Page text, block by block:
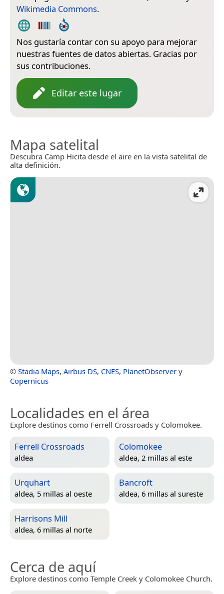
Wikimedia Commons.
Nos gustaría contar con su apoyo para mejorar
nuestras fuentes de datos abiertas. Gracias por
sus contribuciones.
Editar este lugar
Mapa satelital
Descubra Camp Hicita desde el aire en la vista satelital de
alta definición.
© Stadia Maps, Airbus DS, CNES, PlanetObserver y
Copernicus
Localidades en el área
Explore destinos como Ferrell Crossroads y Colomokee.
Ferrell Crossroads
aldea
Colomokee
aldea, 2 millas al este
Urquhart
aldea, 5 millas al oeste
Bancroft
aldea, 6 millas al sureste
Harrisons Mill
aldea, 6 millas al norte
Cerca de aquí
Explore destinos como Temple Creek y Colomokee Church.